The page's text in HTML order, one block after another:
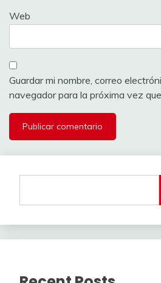
Web
Guardar mi nombre, correo
navegador para la próxima vez